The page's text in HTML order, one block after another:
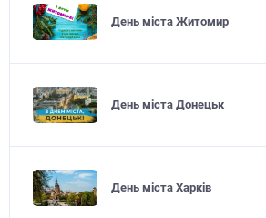
День міста Житомир
День міста Донецьк
День міста Харків